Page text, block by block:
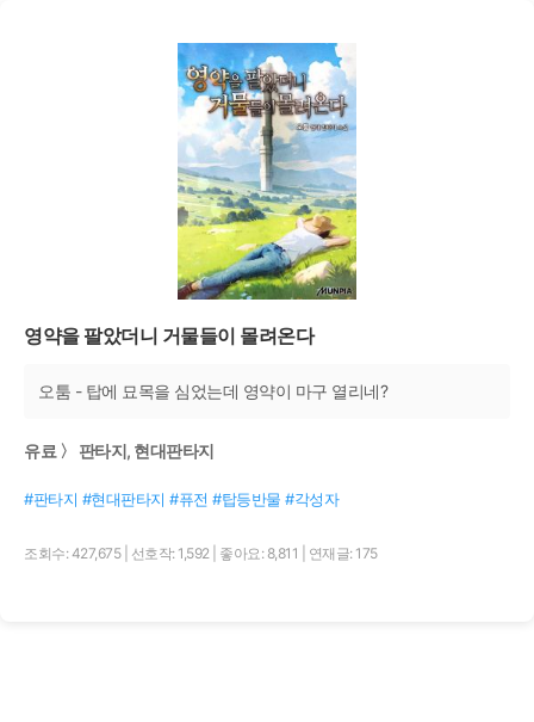
영약을 팔았더니 거물들이 몰려온다
오툼 - 탑에 묘목을 심었는데 영약이 마구 열리네?
유료 〉 판타지, 현대판타지
#판타지 #현대판타지 #퓨전 #탑등반물 #각성자
조회수: 427,675 선호작: 1,592 좋아요: 8,811 연재글: 175